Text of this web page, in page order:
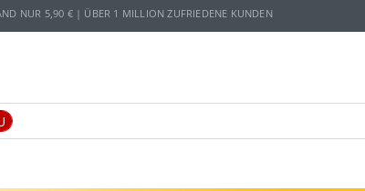
NUR 5,90 € | ÜBER 1 MILLION ZUFRIEDENE KUNDEN